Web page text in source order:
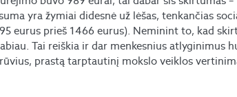
yra žymiai didesnė už lėšas, tenkančias
eurus prieš 1466 eurus). Neminint to, kad
Tai reiškia ir dar menkesnius atlyginimus
prastą tarptautinį mokslo veiklos